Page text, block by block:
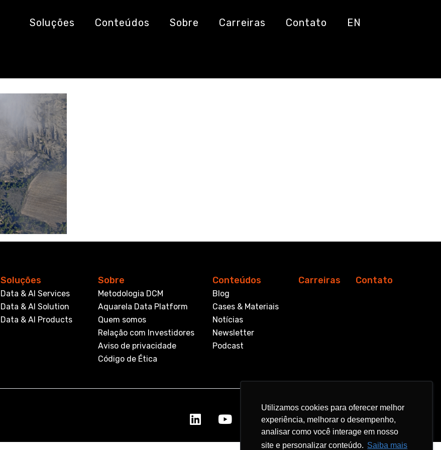
Utilizamos cookies para oferecer melhor
experiência, melhorar o desempenho,
analisar como você interage em nosso
site e personalizar conteúdo. Saiba mais
Utilizamos cookies para oferecer melhor
experiência, melhorar o desempenho,
analisar como você interage em nosso
site e personalizar conteúdo. Saiba mais
Soluções Conteúdos Sobre Carreiras Contato EN
Soluções
Data & AI Services
Data & AI Solution
Data & AI Products
Sobre
Metodologia DCM
Aquarela Data Platform
Quem somos
Relação com Investidores
Aviso de privacidade
Código de Ética
Conteúdos
Blog
Cases & Materiais
Notícias
Newsletter
Podcast
Carreiras Contato